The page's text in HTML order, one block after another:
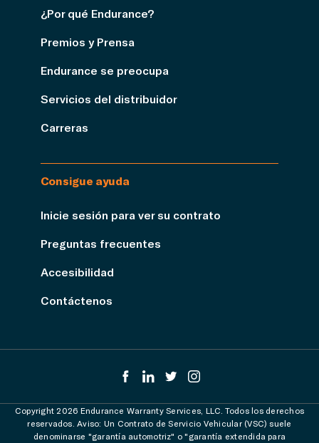
¿Por qué Endurance?
Premios y Prensa
Endurance se preocupa
Servicios del distribuidor
Carreras
Consigue ayuda
Inicie sesión para ver su contrato
Preguntas frecuentes
Accesibilidad
Contáctenos
Copyright 2026 Endurance Warranty Services, LLC. Todos los derechos
reservados. Aviso: Un Contrato de Servicio Vehicular (VSC) suele
denominarse "garantía automotriz" o "garantía extendida para